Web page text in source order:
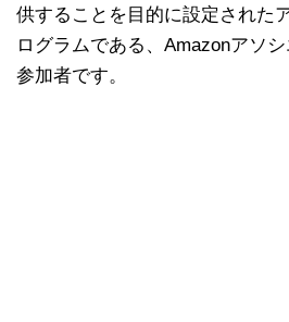
供することを目的に設定された
ログラムである、Amazonアソ
参加者です。